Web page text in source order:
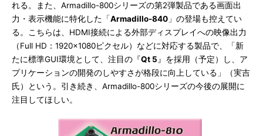
れる。また、Armadillo-800シリーズの第2弾製品である画面出
力・表示機能に特化した「Armadillo-840 」の登場も控えてい
る。こちらは、HDMI接続による外部ディスプレイへの映像出力
（Full HD：1920×1080ピクセル）などに対応する製品で、「新
たに標準GUI環境として、注目の『Qt 5 』を採用（予定）し、ア
プリケーションの開発のしやすさが格段に向上している」（実吉
氏）という。引き続き、Armadillo-800シリーズの今後の展開に
注目してほしい。